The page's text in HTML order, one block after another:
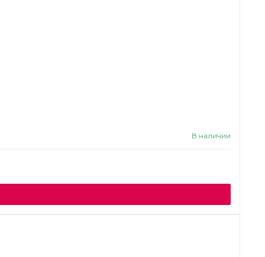
В наличии